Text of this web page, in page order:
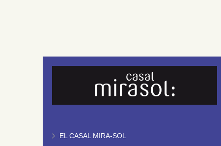
EL CASAL MIRA-SOL